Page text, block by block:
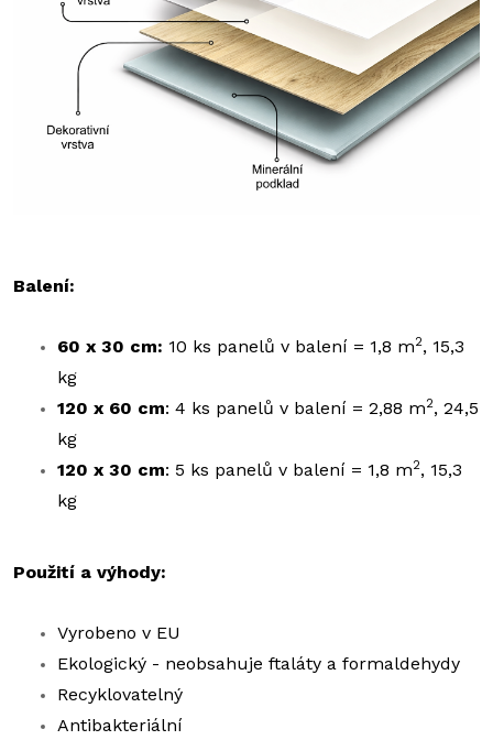
Balení:
60 x 30 cm: 10 ks panelů v balení = 1,8 m2, 15,3
kg
120 x 60 cm: 4 ks panelů v balení = 2,88 m2, 24,5
kg
120 x 30 cm: 5 ks panelů v balení = 1,8 m2, 15,3
kg
Použití a výhody:
Vyrobeno v EU
Ekologický - neobsahuje ftaláty a formaldehydy
Recyklovatelný
Antibakteriální